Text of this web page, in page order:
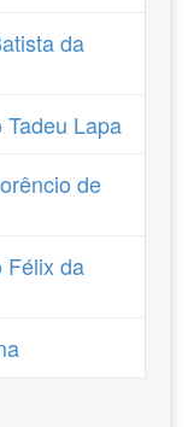
da
Lapa
de
Félix da